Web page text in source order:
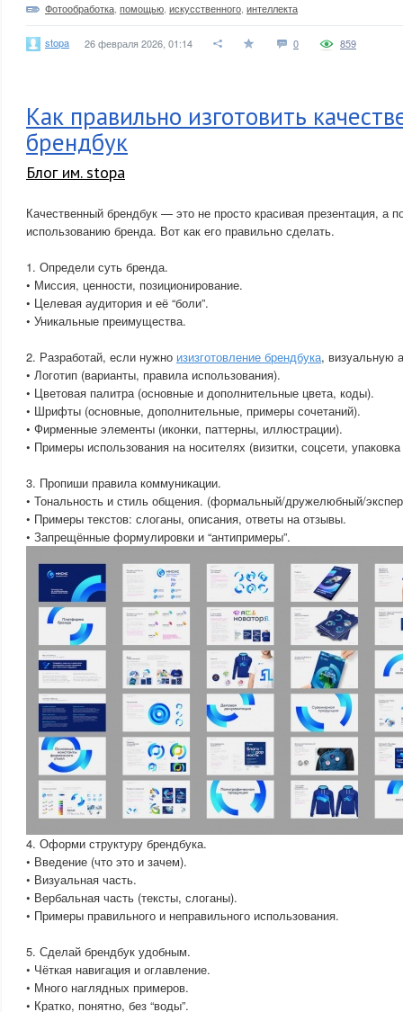
Фотообработка помощью искусственного интеллекта
stopa 26 февраля 2026, 01:14 0 859
Как правильно изготовить
брендбук
Блог им. stopa
Качественный брендбук — это не просто красивая презентация, а
использованию бренда. Вот как его правильно сделать.
1. Определи суть бренда.
• Миссия, ценности, позиционирование.
• Целевая аудитория и её “боли”.
• Уникальные преимущества.
2. Разработай, если нужно изизготовление брендбука, визуальную
• Логотип (варианты, правила использования).
• Цветовая палитра (основные и дополнительные цвета, коды).
• Шрифты (основные, дополнительные, примеры сочетаний).
• Фирменные элементы (иконки, паттерны, иллюстрации).
• Примеры использования на носителях (визитки, соцсети,
3. Пропиши правила коммуникации.
• Тональность и стиль общения. (формальный/дружелюбный/
• Примеры текстов: слоганы, описания, ответы на отзывы.
• Запрещённые формулировки и “антипримеры”.
4. Оформи структуру брендбука.
• Введение (что это и зачем).
• Визуальная часть.
• Вербальная часть (тексты, слоганы).
• Примеры правильного и неправильного использования.
5. Сделай брендбук удобным.
• Чёткая навигация и оглавление.
• Много наглядных примеров.
• Кратко, понятно, без “воды”.